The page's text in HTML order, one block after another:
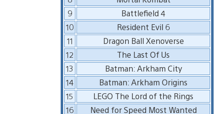
9
Battlefield 4
10
Resident Evil 6
11
Dragon Ball Xenoverse
12
The Last Of Us
13
Batman: Arkham City
14
Batman: Arkham Origins
15
LEGO The Lord of the Rings
16
Need for Speed Most Wanted